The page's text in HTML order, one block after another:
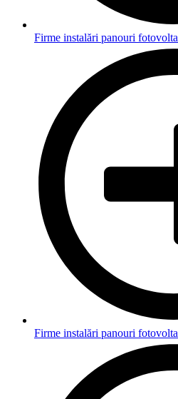
Firme instalări panouri
Firme instalări panouri